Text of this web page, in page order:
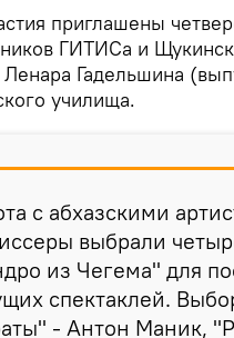
приглашены
ГИТИСа и
Гадельшина
училища.
с абхазскими
выбрали
из Чегема" для
спектаклей.
- Антон Маник,